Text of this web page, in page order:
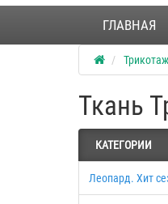
ГЛАВНАЯ
Трикотаж
Ткань
КАТЕГОРИИ
Леопард. Хит